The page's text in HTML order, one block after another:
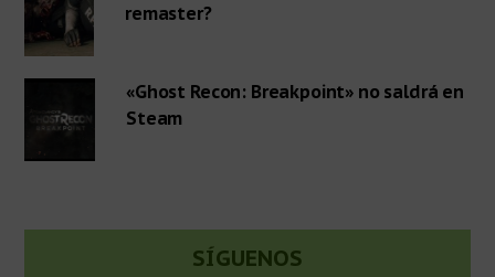
remaster?
«Ghost Recon: Breakpoint» no saldrá en
Steam
SÍGUENOS